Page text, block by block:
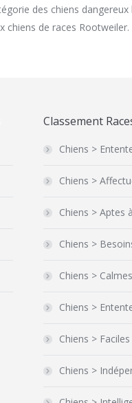
des chiens
chiens de races Rootweiler.
Classement
Chiens >
Chiens >
Chiens > Aptes
Chiens >
Chiens > Calmes
Chiens >
Chiens > Faciles
Chiens >